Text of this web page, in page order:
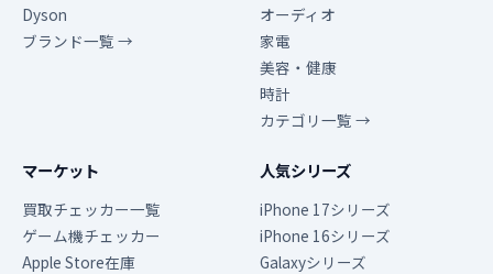
Dyson
ブランド一覧 →
オーディオ
家電
美容・健康
時計
カテゴリ一覧 →
マーケット
買取チェッカー一覧
ゲーム機チェッカー
Apple Store在庫
人気シリーズ
iPhone 17シリーズ
iPhone 16シリーズ
Galaxyシリーズ